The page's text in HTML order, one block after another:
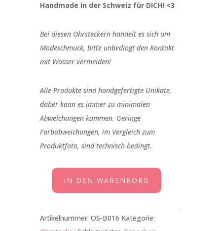
Handmade in der Schweiz für DICH! <3
Bei diesen Ohrsteckern handelt es sich um
Modeschmuck, bitte unbedingt den Kontakt
mit Wasser vermeiden!
Alle Produkte sind handgefertigte Unikate,
daher kann es immer zu minimalen
Abweichungen kommen. Geringe
Farbabweichungen, im Vergleich zum
Produktfoto, sind technisch bedingt.
Ohrstecker
marine
weiss
IN DEN WARENKORB
Artikelnummer: OS-B016 Kategorie: